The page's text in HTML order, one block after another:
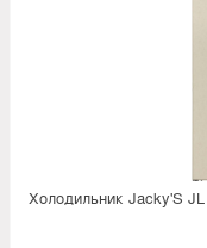
Холодильник Jacky'S